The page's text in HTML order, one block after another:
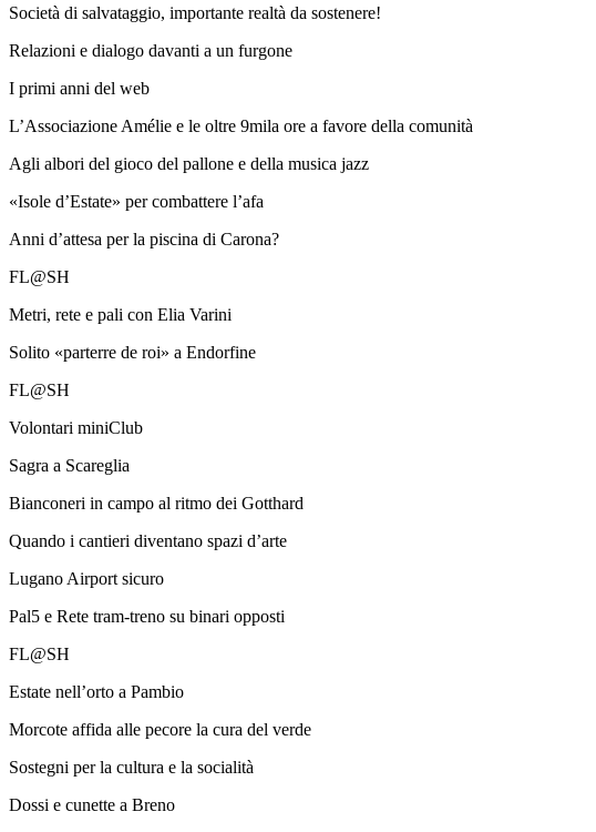
Società di salvataggio, importante realtà da sostenere!
Relazioni e dialogo davanti a un furgone
I primi anni del web
L’Associazione Amélie e le oltre 9mila ore a favore della comunità
Agli albori del gioco del pallone e della musica jazz
«Isole d’Estate» per combattere l’afa
Anni d’attesa per la piscina di Carona?
FL@SH
Metri, rete e pali con Elia Varini
Solito «parterre de roi» a Endorfine
FL@SH
Volontari miniClub
Sagra a Scareglia
Bianconeri in campo al ritmo dei Gotthard
Quando i cantieri diventano spazi d’arte
Lugano Airport sicuro
Pal5 e Rete tram-treno su binari opposti
FL@SH
Estate nell’orto a Pambio
Morcote affida alle pecore la cura del verde
Sostegni per la cultura e la socialità
Dossi e cunette a Breno